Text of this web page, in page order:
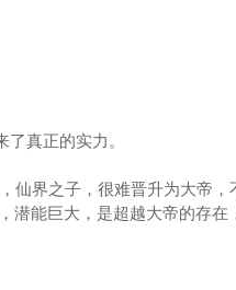
真正的实力。
仙界之子，很难晋升为大帝，
潜能巨大，是超越大帝的存在